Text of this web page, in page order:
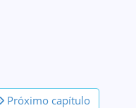
Próximo capítulo